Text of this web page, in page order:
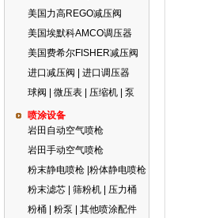
美国力高REGO减压阀
美国埃默科AMCO调压器
美国费希尔FISHER减压阀
进口减压阀 | 进口调压器
球阀 | 微压表 | 压缩机 | 泵
喷涂设备
岩田自动空气喷枪
岩田手动空气喷枪
粉末静电喷枪 |粉体静电喷枪
粉末滤芯 | 筛粉机 | 压力桶
粉桶 | 粉泵 | 其他喷涂配件